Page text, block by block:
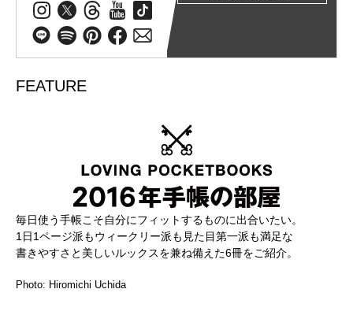
FEATURE
毎日使う手帳こそ自分にフィットするものに出合いたい。
1日1ページ派もウィークリー派も見た目第一派も満足な
書きやすさと美しいルックスを兼ね備えた6冊をご紹介。
Photo: Hiromichi Uchida